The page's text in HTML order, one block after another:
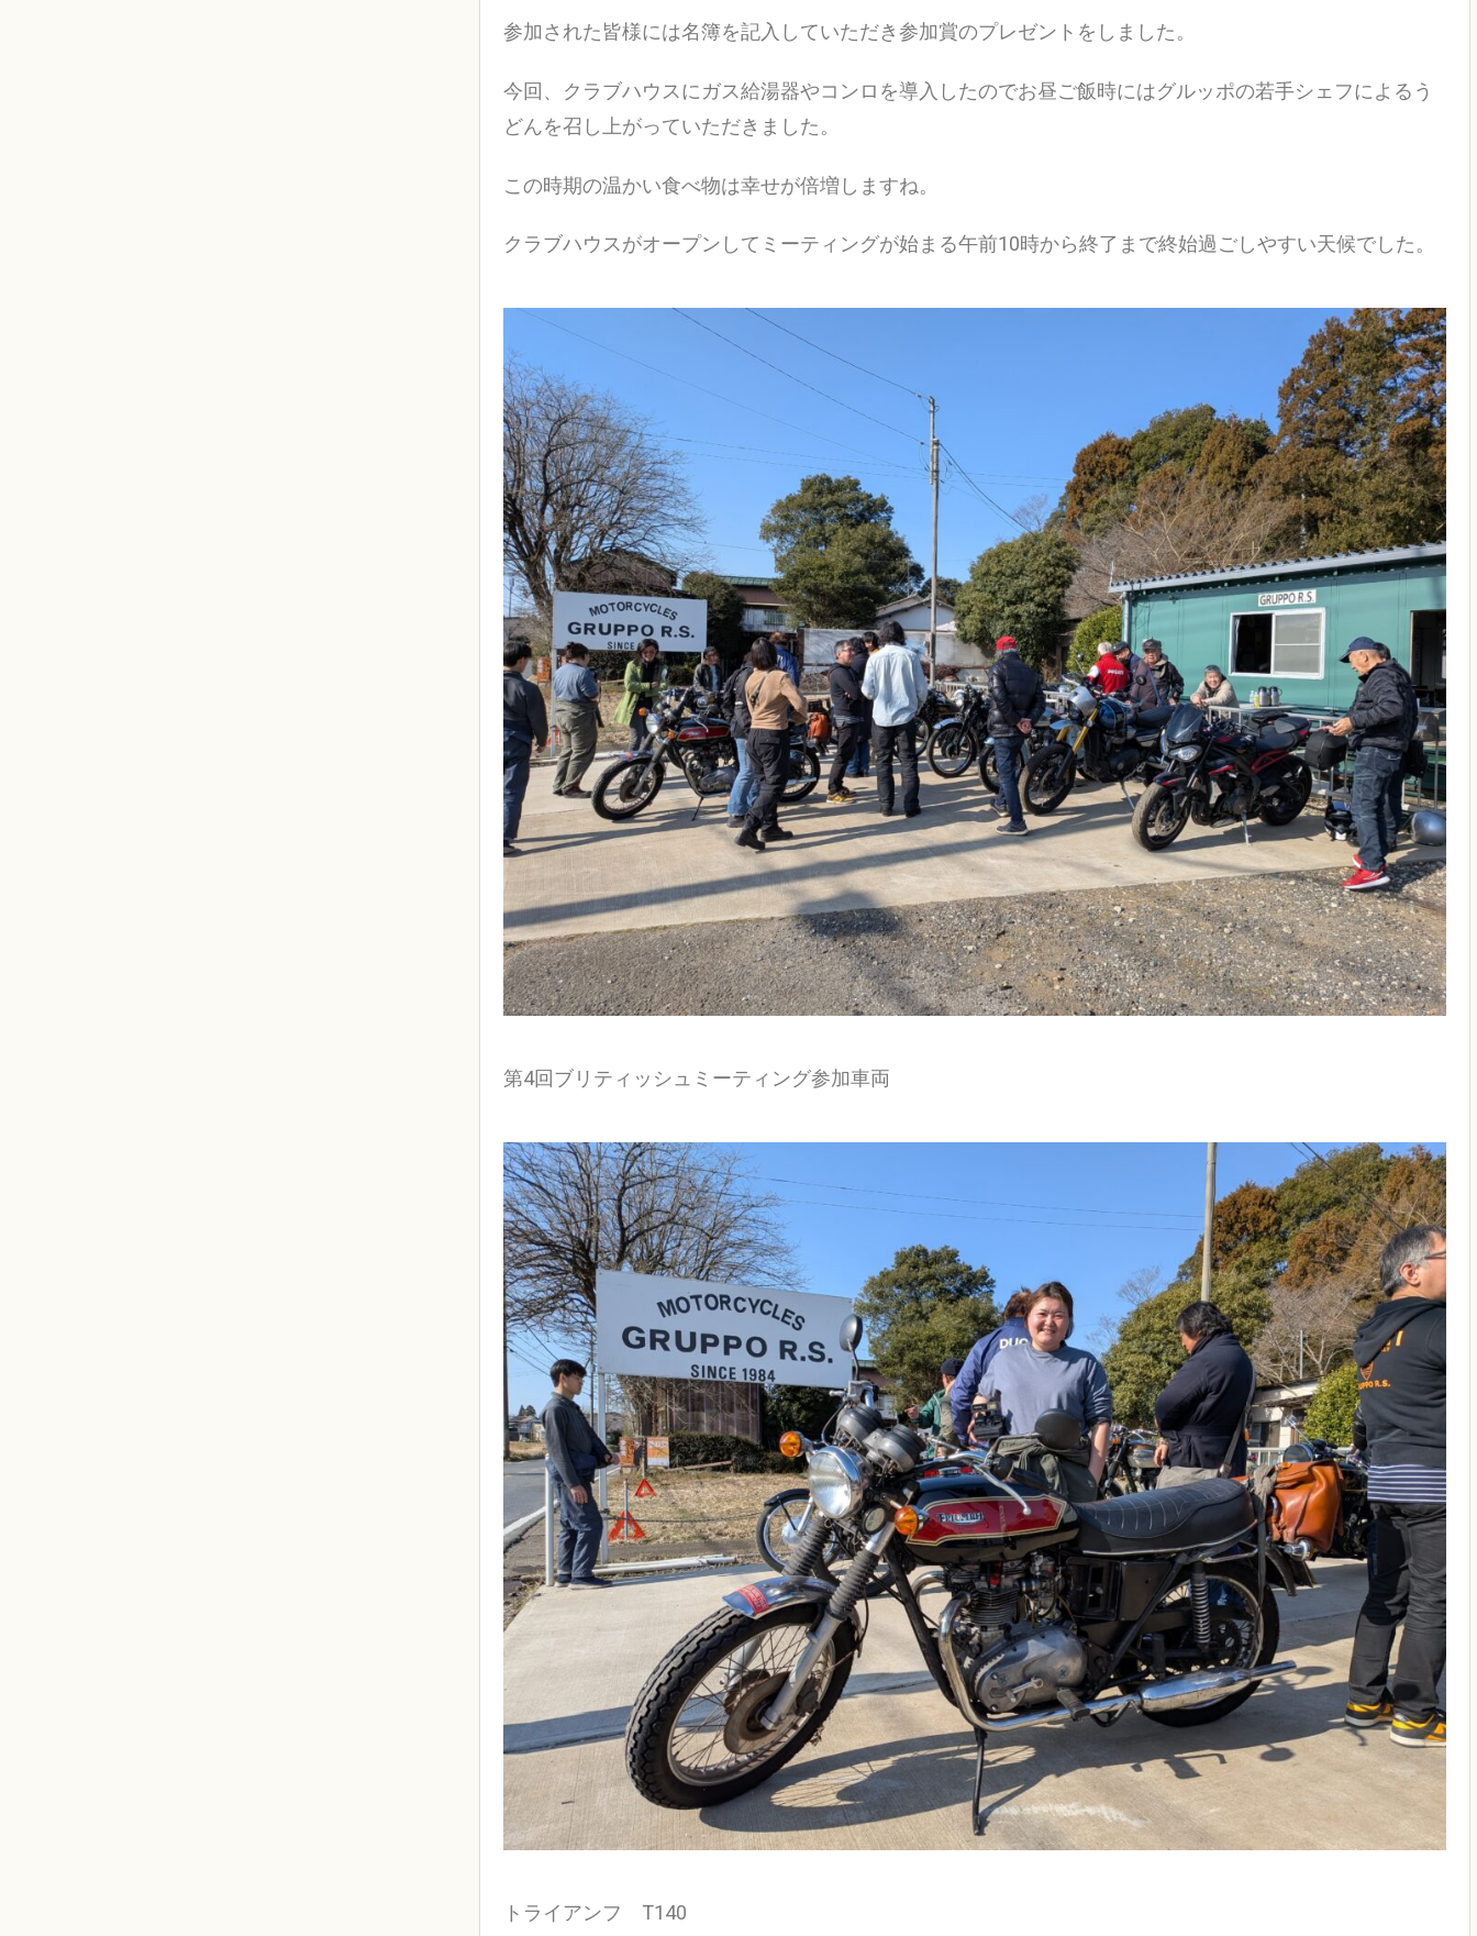
参加された皆様には名簿を記入していただき参加賞のプレゼントをしました。
今回、クラブハウスにガス給湯器やコンロを導入したのでお昼ご飯時にはグルッポの若手シェフによるう
どんを召し上がっていただきました。
この時期の温かい食べ物は幸せが倍増しますね。
クラブハウスがオープンしてミーティングが始まる午前10時から終了まで終始過ごしやすい天候でした。
第4回ブリティッシュミーティング参加車両
トライアンフ T140